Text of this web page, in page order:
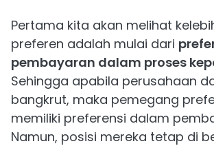
Pertama kita akan melihat
preferen adalah mulai dari
pembayaran dalam proses
Sehingga apabila perusahaan
bangkrut, maka pemegang
memiliki preferensi dalam
Namun, posisi mereka tetap di